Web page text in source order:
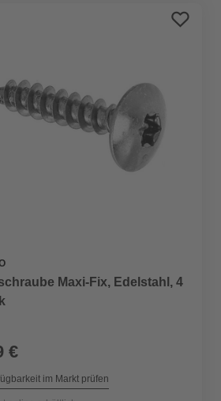
Maxi-Fix, Edelstahl, 4
€
im Markt prüfen